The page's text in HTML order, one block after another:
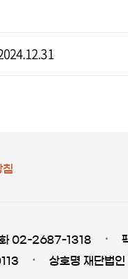
침
02-2687-1318
상호명 재단법